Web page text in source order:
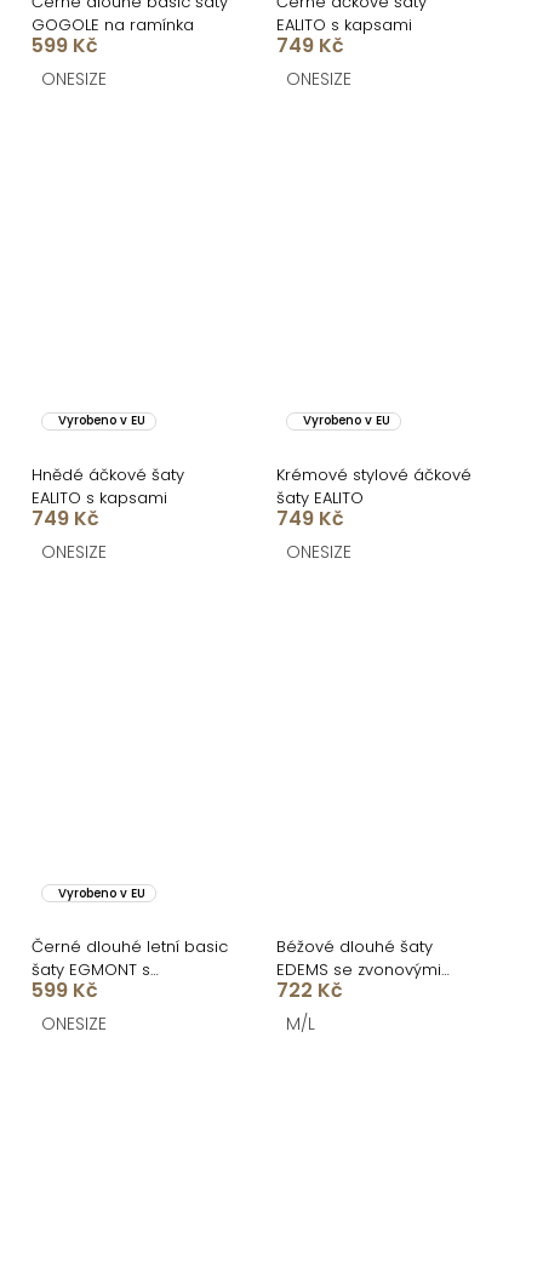
GOGOLE na ramínka
599 Kč
ONESIZE
EALITO s kapsami
749 Kč
ONESIZE
Vyrobeno v EU
Hnědé áčkové šaty
EALITO s kapsami
749 Kč
ONESIZE
Vyrobeno v EU
Krémové stylové áčkové
šaty EALITO
749 Kč
ONESIZE
Vyrobeno v EU
Černé dlouhé letní basic
šaty EGMONT s
rozparkem
599 Kč
ONESIZE
Béžové dlouhé šaty
EDEMS se zvonovými
rukávy
722 Kč
M/L